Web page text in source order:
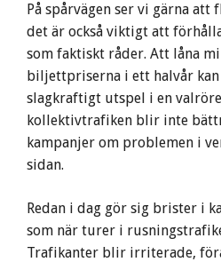
På spårvägen ser vi gärna att
det är också viktigt att
som faktiskt råder. Att låna
biljettpriserna i ett halvår
slagkraftigt utspel i en
kollektivtrafiken blir inte
kampanjer om problemen i
sidan.
Redan i dag gör sig brister i
som när turer i
Trafikanter blir irriterade,